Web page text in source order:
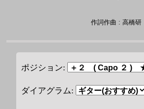
作詞作曲 : 高橋研
ポジション:
ダイアグラム: